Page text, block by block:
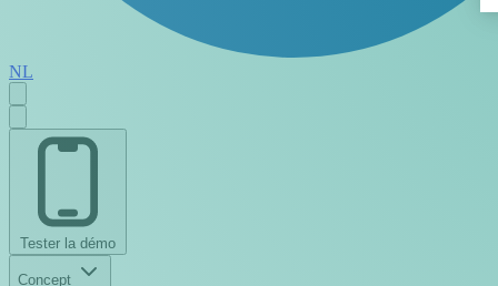
NL
Tester la démo
Concept